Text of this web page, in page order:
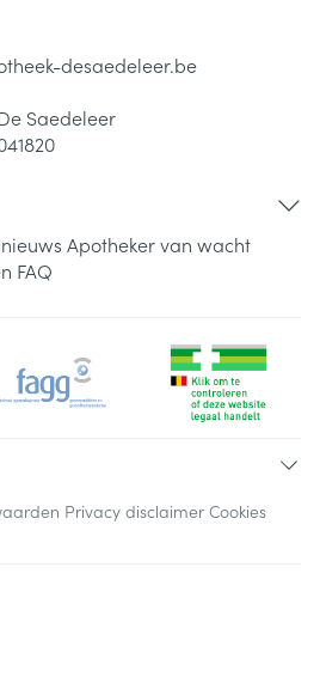
desaedeleer.be
Saedeleer
Apotheker van wacht
FAQ
Privacy disclaimer Cookies